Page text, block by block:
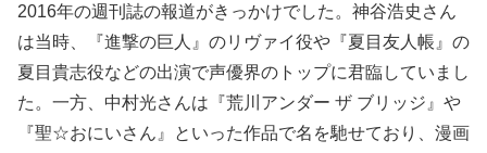
2016年の週刊誌の報道がきっかけでした。神谷浩史さん
は当時、『進撃の巨人』のリヴァイ役や『夏目友人帳』の
夏目貴志役などの出演で声優界のトップに君臨していまし
た。一方、中村光さんは『荒川アンダー ザ ブリッジ』や
『聖☆おにいさん』といった作品で名を馳せており、漫画